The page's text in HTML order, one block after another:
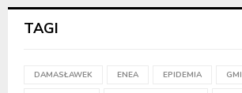
TAGI
DAMASŁAWEK ENEA EPIDEMIA